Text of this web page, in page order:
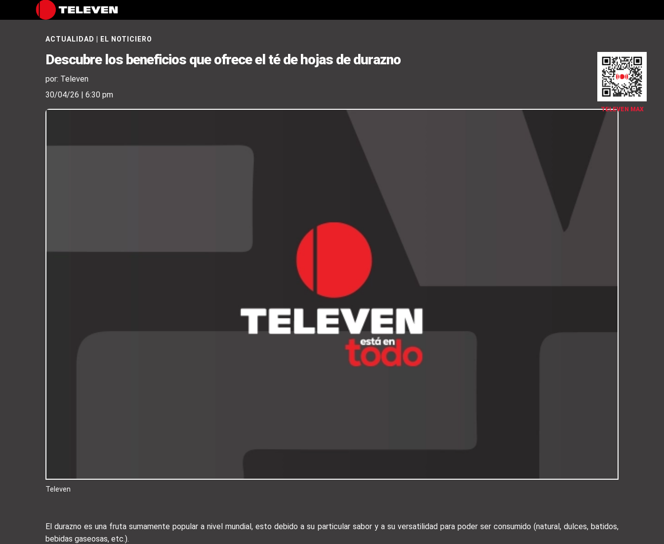
TELEVEN MAX
ACTUALIDAD EL NOTICIERO
Descubre los beneficios que ofrece el té de hojas de durazno
por: Televen
30/04/26 | 6:30 pm
Televen
El durazno es una fruta sumamente popular a nivel mundial, esto debido a su particular sabor y a su versatilidad para poder ser consumido (natural, dulces, batidos,
bebidas gaseosas, etc.).